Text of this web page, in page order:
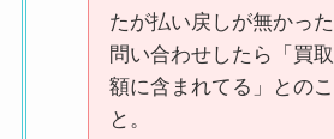
たが払い戻しが無かった
問い合わせしたら「買
額に含まれてる」とのこ
と。